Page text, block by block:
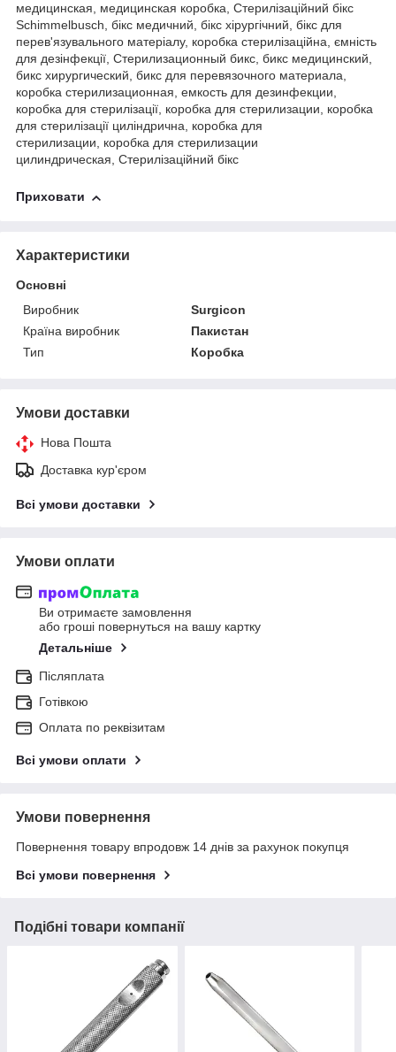
медицинская, медицинская коробка, Cтерилізаційний бікс
Schimmelbusch, бікс медичний, бікс хірургічний, бікс для
перев'язувального матеріалу, коробка стерилізаційна, ємність
для дезінфекції, Cтерилизационный бикс, бикс медицинский,
бикс хирургический, бикс для перевязочного материала,
коробка стерилизационная, емкость для дезинфекции,
коробка для стерилізації, коробка для стерилизации, коробка
для стерилізації циліндрична, коробка для
стерилизации, коробка для стерилизации
цилиндрическая, Cтерилізаційний бікс
Приховати
Характеристики
Основні
Виробник
Surgicon
Країна виробник
Пакистан
Тип
Коробка
Умови доставки
Нова Пошта
Доставка кур'єром
Всі умови доставки
Умови оплати
Ви отримаєте замовлення
або гроші повернуться на вашу картку
Детальніше
Післяплата
Готівкою
Оплата по реквізитам
Всі умови оплати
Умови повернення
Повернення товару впродовж 14 днів за рахунок покупця
Всі умови повернення
Подібні товари компанії